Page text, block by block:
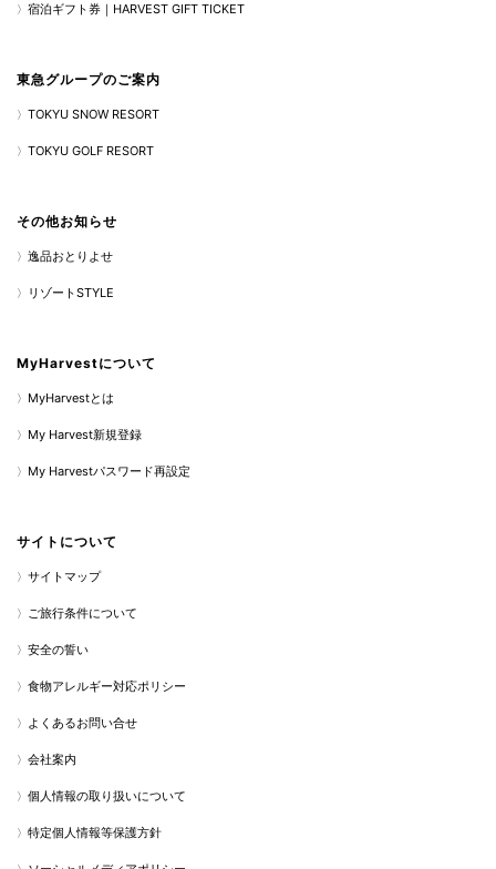
宿泊ギフト券｜HARVEST GIFT TICKET
東急グループのご案内
TOKYU SNOW RESORT
TOKYU GOLF RESORT
その他お知らせ
逸品おとりよせ
リゾートSTYLE
MyHarvestについて
MyHarvestとは
My Harvest新規登録
My Harvestパスワード再設定
サイトについて
サイトマップ
ご旅行条件について
安全の誓い
食物アレルギー対応ポリシー
よくあるお問い合せ
会社案内
個人情報の取り扱いについて
特定個人情報等保護方針